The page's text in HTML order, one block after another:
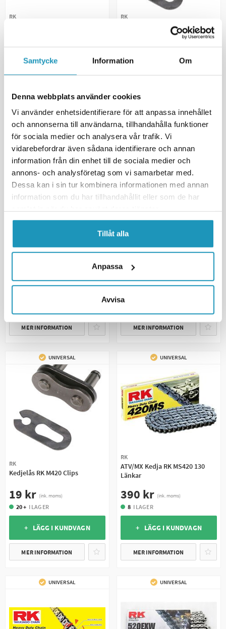
Samtycke Information Om
Denna webbplats använder cookies
Vi använder enhetsidentifierare för att anpassa innehållet
och annonserna till användarna, tillhandahålla funktioner
för sociala medier och analysera vår trafik. Vi
vidarebefordrar även sådana identifierare och annan
information från din enhet till de sociala medier och
annons- och analysföretag som vi samarbetar med.
Dessa kan i sin tur kombinera informationen med annan
information som du har tillhandahållit eller som de har
Tillåt alla
Anpassa
Avvisa
RK
90 kr (ink. moms)
I LAGER
+ LÄGG I KUNDVAGN
MER INFORMATION
RK
Kedjelås RK 520KS Clips
19 kr (ink. moms)
12
+ LÄGG I KUNDVAGN
UNIVERSAL
Länkar
10 I LAGER
MER INFORMATION
UNIVERSAL
RK
Kedjelås RK 428 XRE Clips
49 kr
SNART I LAGER
MER INFORMATION
UNIVERSAL
RK
Kedjelås RK M420 Clips
19 kr (ink. moms)
20 + I LAGER
+ LÄGG I KUNDVAGN
MER INFORMATION
UNIVERSAL
RK
ATV/MX Kedja RK MS420 130
Länkar
390 kr (ink. moms)
8 I LAGER
+ LÄGG I KUNDVAGN
MER INFORMATION
UNIVERSAL UNIVERSAL